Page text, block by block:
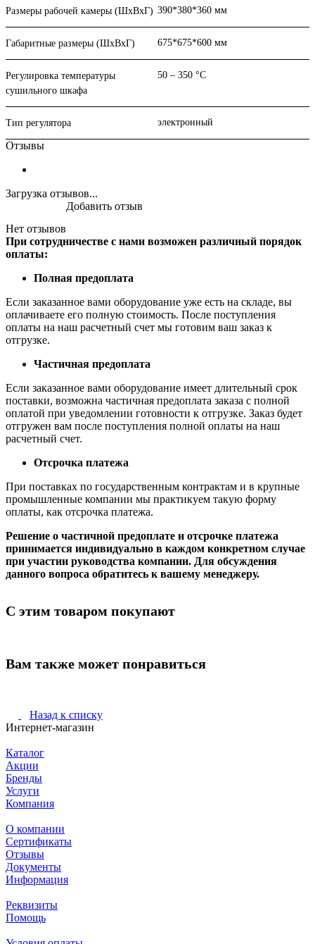
Размеры рабочей камеры (ШхВхГ) 390*380*360 мм
Габаритные размеры (ШхВхГ) 675*675*600 мм
Регулировка температуры
сушильного шкафа
50 – 350 °С
Тип регулятора электронный
Отзывы
Загрузка отзывов...
Нет отзывов
Добавить отзыв
При сотрудничестве с нами возможен различный порядок
оплаты:
Полная предоплата
Если заказанное вами оборудование уже есть на складе, вы
оплачиваете его полную стоимость. После поступления
оплаты на наш расчетный счет мы готовим ваш заказ к
отгрузке.
Частичная предоплата
Если заказанное вами оборудование имеет длительный срок
поставки, возможна частичная предоплата заказа с полной
оплатой при уведомлении готовности к отгрузке. Заказ будет
отгружен вам после поступления полной оплаты на наш
расчетный счет.
Отсрочка платежа
При поставках по государственным контрактам и в крупные
промышленные компании мы практикуем такую форму
оплаты, как отсрочка платежа.
Решение о частичной предоплате и отсрочке платежа
принимается индивидуально в каждом конкретном случае
при участии руководства компании. Для обсуждения
данного вопроса обратитесь к вашему менеджеру.
С этим товаром покупают
Вам также может понравиться
Назад к списку
Интернет-магазин
Каталог
Акции
Бренды
Услуги
Компания
О компании
Сертификаты
Отзывы
Документы
Информация
Реквизиты
Помощь